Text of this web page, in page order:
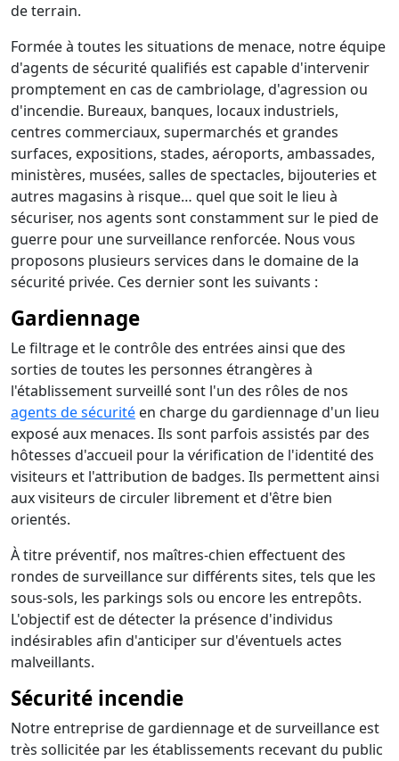
de terrain.
Formée à toutes les situations de menace, notre équipe
d'agents de sécurité qualifiés est capable d'intervenir
promptement en cas de cambriolage, d'agression ou
d'incendie. Bureaux, banques, locaux industriels,
centres commerciaux, supermarchés et grandes
surfaces, expositions, stades, aéroports, ambassades,
ministères, musées, salles de spectacles, bijouteries et
autres magasins à risque… quel que soit le lieu à
sécuriser, nos agents sont constamment sur le pied de
guerre pour une surveillance renforcée. Nous vous
proposons plusieurs services dans le domaine de la
sécurité privée. Ces dernier sont les suivants :
Gardiennage
Le filtrage et le contrôle des entrées ainsi que des
sorties de toutes les personnes étrangères à
l'établissement surveillé sont l'un des rôles de nos
agents de sécurité en charge du gardiennage d'un lieu
exposé aux menaces. Ils sont parfois assistés par des
hôtesses d'accueil pour la vérification de l'identité des
visiteurs et l'attribution de badges. Ils permettent ainsi
aux visiteurs de circuler librement et d'être bien
orientés.
À titre préventif, nos maîtres-chien effectuent des
rondes de surveillance sur différents sites, tels que les
sous-sols, les parkings sols ou encore les entrepôts.
L'objectif est de détecter la présence d'individus
indésirables afin d'anticiper sur d'éventuels actes
malveillants.
Sécurité incendie
Notre entreprise de gardiennage et de surveillance est
très sollicitée par les établissements recevant du public